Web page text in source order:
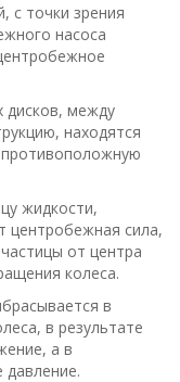
с точки зрения
насоса
дисков, между
находятся
противоположную
жидкости,
центробежная сила,
от центра
колеса.
в
в результате
а в